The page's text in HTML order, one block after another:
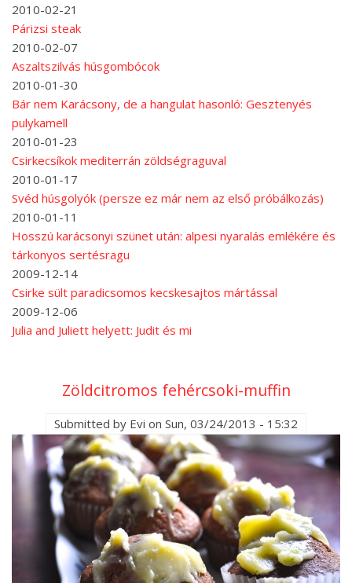
2010-02-21
Párizsi steak
2010-02-07
Aszaltszilvás húsgombócok
2010-01-30
Bár nem Karácsony, de a hangulat hasonló: Gesztenyés
pulykamell
2010-01-23
Csirkecsíkok mediterrán zöldségraguval
2010-01-17
Svéd húsgolyók (persze ez már nem az első próbálkozás)
2010-01-11
Hosszú karácsonyi szünet után: alpesi nyaralás emlékére és
tárkonyos sertésragu
2009-12-14
Csirke sült paradicsomos kecskesajtos mártással
2009-12-06
Julia and Juliett helyett: Judit és mi
Zöldcitromos fehércsoki-muffin
Submitted by Evi on Sun, 03/24/2013 - 15:32